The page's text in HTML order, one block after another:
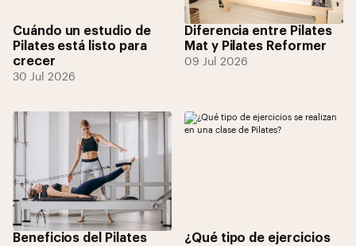
Cuándo un estudio de
Pilates está listo para
crecer
30 Jul 2026
Diferencia entre Pilates
Mat y Pilates Reformer
09 Jul 2026
Beneficios del Pilates
¿Qué tipo de ejercicios